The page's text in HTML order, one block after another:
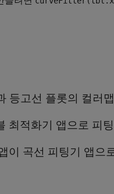
등고선 플롯의 컬러
최적화기 앱으로 피
이 곡선 피팅기 앱으